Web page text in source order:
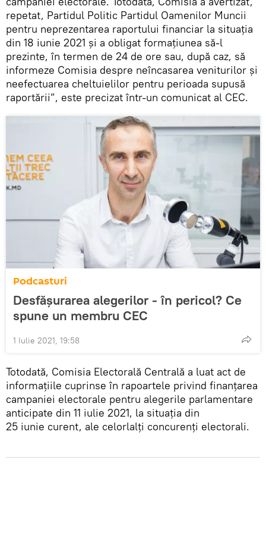
repetat, Partidul Politic Partidul Oamenilor Muncii
pentru neprezentarea raportului financiar la situația
din 18 iunie 2021 și a obligat formațiunea să-l
prezinte, în termen de 24 de ore sau, după caz, să
informeze Comisia despre neîncasarea veniturilor și
neefectuarea cheltuielilor pentru perioada supusă
raportării”, este precizat într-un comunicat al CEC.
Podcasturi
Desfășurarea alegerilor - în pericol? Ce
spune un membru CEC
1 Iulie 2021, 19:58
Totodată, Comisia Electorală Centrală a luat act de
informațiile cuprinse în rapoartele privind finanțarea
campaniei electorale pentru alegerile parlamentare
anticipate din 11 iulie 2021, la situația din
25 iunie curent, ale celorlalți concurenți electorali.